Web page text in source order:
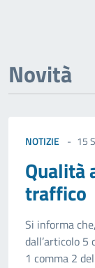
Novità
NOTIZIE 15
Qualità
traffico
Si informa
dall’articolo
1 comma 2